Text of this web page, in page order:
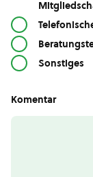
Sonstiges
Komentar